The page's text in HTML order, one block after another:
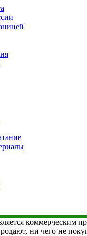
коммерческим
ни чего не